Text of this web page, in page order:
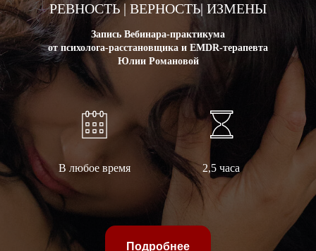
РЕВНОСТЬ | ВЕРНОСТЬ| ИЗМЕНЫ
Запись Вебинара-практикума
от психолога-расстановщика и EMDR-терапевта
Юлии Романовой
В любое время 2,5 часа
Подробнее